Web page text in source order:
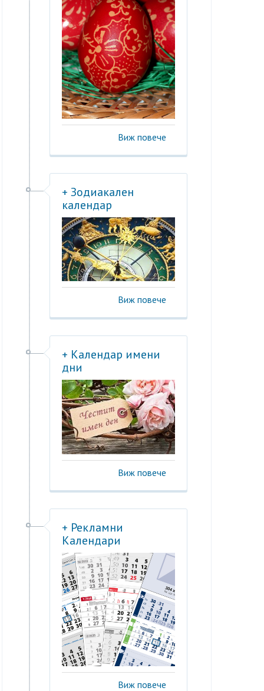
Виж повече
+ Зодиакален
календар
Виж повече
+ Календар имени
дни
Виж повече
+ Рекламни
Календари
Виж повече